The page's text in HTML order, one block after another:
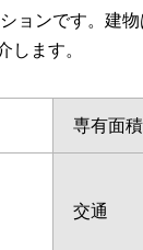
ョンです。建
します。
専有面積
交通